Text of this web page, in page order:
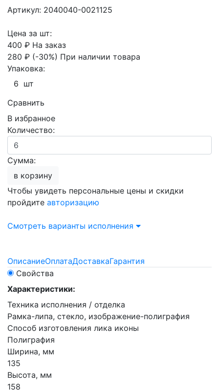
Артикул: 2040040-0021125
Цена за шт:
400 ₽ На заказ
280 ₽ (-30%) При наличии товара
Упаковка:
6 шт
Сравнить
В избранное
Количество:
Сумма:
в корзину
Чтобы увидеть персональные цены и скидки
пройдите авторизацию
Смотреть варианты исполнения
ОписаниеОплатаДоставкаГарантия
Свойства
Характеристики:
Техника исполнения / отделка
Рамка-липа, стекло, изображение-полиграфия
Способ изготовления лика иконы
Полиграфия
Ширина, мм
135
Высота, мм
158